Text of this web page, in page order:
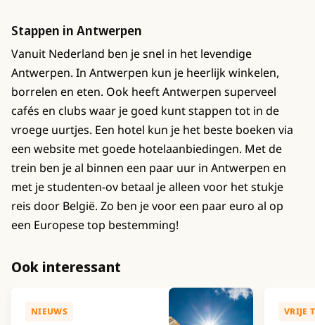
Stappen in Antwerpen
Vanuit Nederland ben je snel in het levendige
Antwerpen. In Antwerpen kun je heerlijk winkelen,
borrelen en eten. Ook heeft Antwerpen superveel
cafés en clubs waar je goed kunt stappen tot in de
vroege uurtjes. Een hotel kun je het beste boeken via
een website met goede hotelaanbiedingen. Met de
trein ben je al binnen een paar uur in Antwerpen en
met je studenten-ov betaal je alleen voor het stukje
reis door België. Zo ben je voor een paar euro al op
een Europese top bestemming!
Ook interessant
NIEUWS VRIJE